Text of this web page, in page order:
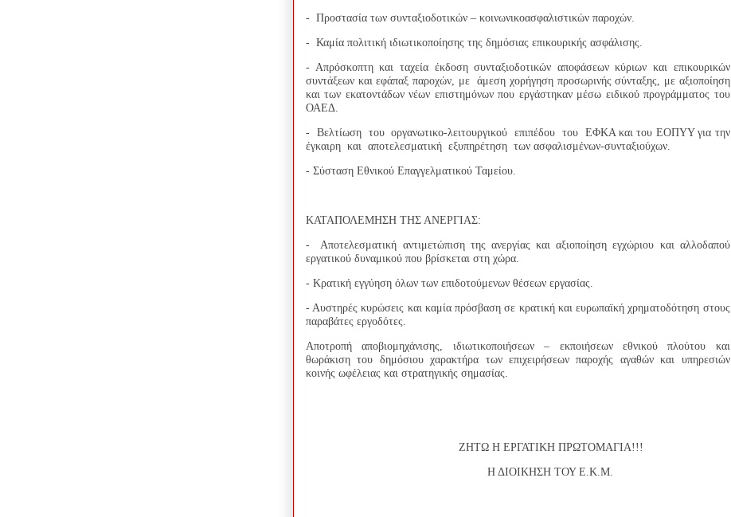
- Προστασία των συνταξιοδοτικών – κοινωνικοασφαλιστικών παροχών.
- Καμία πολιτική ιδιωτικοποίησης της δημόσιας επικουρικής ασφάλισης.
- Απρόσκοπτη και ταχεία έκδοση συνταξιοδοτικών αποφάσεων κύριων και επικουρικών
συντάξεων και εφάπαξ παροχών, με άμεση χορήγηση προσωρινής σύνταξης, με αξιοποίηση
και των εκατοντάδων νέων επιστημόνων που εργάστηκαν μέσω ειδικού προγράμματος του
ΟΑΕΔ.
- Βελτίωση του οργανωτικο-λειτουργικού επιπέδου του ΕΦΚΑ και του ΕΟΠΥΥ για την
έγκαιρη και αποτελεσματική εξυπηρέτηση των ασφαλισμένων-συνταξιούχων.
- Σύσταση Εθνικού Επαγγελματικού Ταμείου.
ΚΑΤΑΠΟΛΕΜΗΣΗ ΤΗΣ ΑΝΕΡΓΙΑΣ:
- Αποτελεσματική αντιμετώπιση της ανεργίας και αξιοποίηση εγχώριου και αλλοδαπού
εργατικού δυναμικού που βρίσκεται στη χώρα.
- Κρατική εγγύηση όλων των επιδοτούμενων θέσεων εργασίας.
- Αυστηρές κυρώσεις και καμία πρόσβαση σε κρατική και ευρωπαϊκή χρηματοδότηση στους
παραβάτες εργοδότες.
Αποτροπή αποβιομηχάνισης, ιδιωτικοποιήσεων – εκποιήσεων εθνικού πλούτου και
θωράκιση του δημόσιου χαρακτήρα των επιχειρήσεων παροχής αγαθών και υπηρεσιών
κοινής ωφέλειας και στρατηγικής σημασίας.
ΖΗΤΩ Η ΕΡΓΑΤΙΚΗ ΠΡΩΤΟΜΑΓΙΑ!!!
Η ΔΙΟΙΚΗΣΗ ΤΟΥ Ε.Κ.Μ.